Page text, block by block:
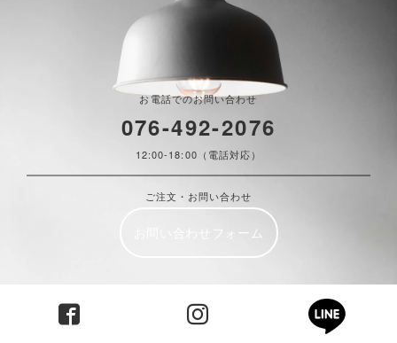
お電話でのお問い合わせ
076-492-2076
12:00-18:00（電話対応）
ご注文・お問い合わせ
お問い合わせフォーム